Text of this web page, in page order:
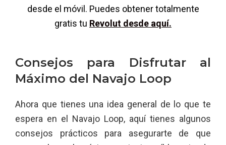
desde el móvil. Puedes obtener totalmente
gratis tu Revolut desde aquí.
Consejos para Disfrutar al
Máximo del Navajo Loop
Ahora que tienes una idea general de lo que te
espera en el Navajo Loop, aquí tienes algunos
consejos prácticos para asegurarte de que